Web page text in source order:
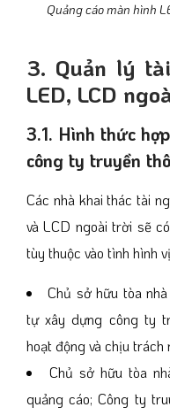
Quảng cáo màn hình
3. Quản lý
LED, LCD
3.1. Hình thức
công ty truyền
Các nhà khai thác tài
và LCD ngoài trời sẽ
tùy thuộc vào tình hình
Chủ sở hữu tòa
tự xây dựng công ty
hoạt động và chịu trách
Chủ sở hữu tòa
quảng cáo; Công ty